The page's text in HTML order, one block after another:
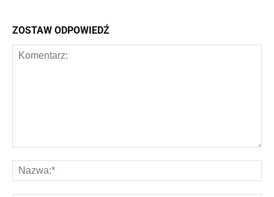
ZOSTAW ODPOWIEDŹ